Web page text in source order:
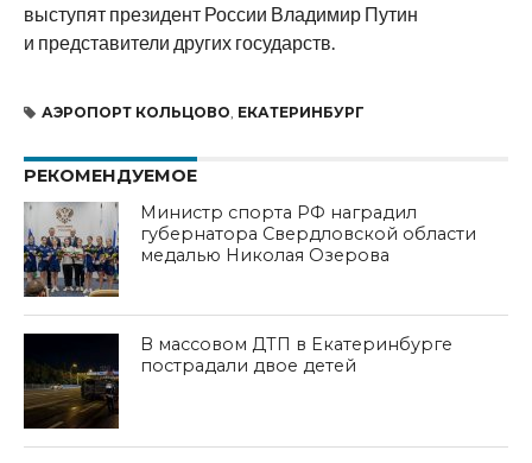
выступят президент России Владимир Путин
и представители других государств.
АЭРОПОРТ КОЛЬЦОВО ЕКАТЕРИНБУРГ
РЕКОМЕНДУЕМОЕ
Министр спорта РФ наградил
губернатора Свердловской области
медалью Николая Озерова
В массовом ДТП в Екатеринбурге
пострадали двое детей